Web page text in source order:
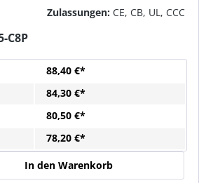
C8P
Zulassungen: CE, CB, UL, CCC
88,40 €*
84,30 €*
80,50 €*
78,20 €*
In den Warenkorb